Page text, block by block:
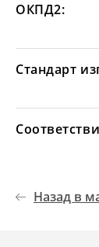
ОКПД2:
Стандарт
Назад в